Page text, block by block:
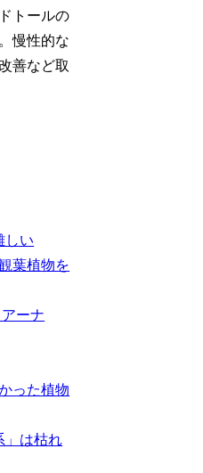
トールの
慢性的な
善など取
しい
葉植物を
ーナ
った植物
」は枯れ